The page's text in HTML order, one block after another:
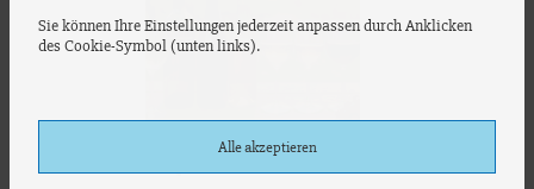
Sie können Ihre Einstellungen jederzeit anpassen durch Anklicken
des Cookie-Symbol (unten links).
Alle akzeptieren